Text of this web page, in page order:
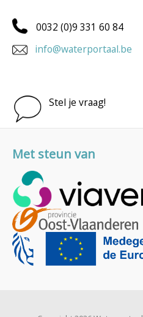
0032 (0)9 331 60 84
info@waterportaal.be
Stel je vraag!
Met steun van